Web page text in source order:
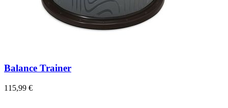
Balance Trainer
115,99 €